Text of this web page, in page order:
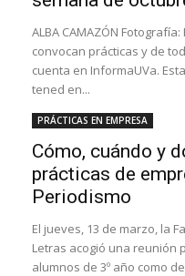
ALBA CAMAZÓN
convocan prácticas y de
cuenta en InformaUVa.
tened en...
PRÁCTICAS EN EMPRESA
Cómo, cuándo y
prácticas de
Periodismo
El jueves, 13 de marzo, la
Letras acogió una reunión
alumnos de 3º año como